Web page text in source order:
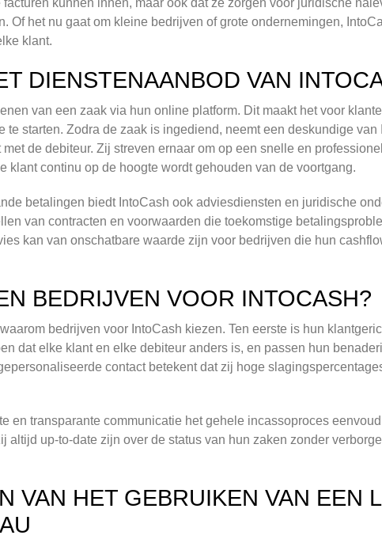
kunnen innen, maar ook dat ze zorgen voor juridische
Of het nu gaat om kleine bedrijven of grote ondernemingen,
klant.
DIENSTENAANBOD VAN
van een zaak via hun online platform. Dit maakt het voor
te starten. Zodra de zaak is ingediend, neemt een deskundige van
de debiteur. Zij streven ernaar om op een snelle en
klant continu op de hoogte wordt gehouden van de voortgang.
betalingen biedt IntoCash ook adviesdiensten en juridische
van contracten en voorwaarden die toekomstige
kan van onschatbare waarde zijn voor bedrijven die hun
BEDRIJVEN VOOR INTOCASH?
bedrijven voor IntoCash kiezen. Ten eerste is hun
dat elke klant en elke debiteur anders is, en passen hun
contact betekent dat zij hoge
en transparante communicatie het gehele incassoproces
altijd up-to-date zijn over de status van hun zaken zonder
VAN HET GEBRUIKEN VAN EEN